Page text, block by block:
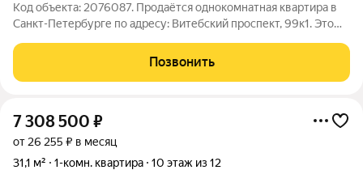
Код объекта: 2076087. Продаётся однокомнатная квартира в
Санкт-Петербурге по адресу: Витебский проспект, 99к1. Это
современном доме. Квартира расположена на 11 этаже 29-
этажного монолитного дома,
Позвонить
7 308 500 ₽
от 26 255 ₽ в месяц
31,1 м²
1-комн. квартира 10 этаж из 12